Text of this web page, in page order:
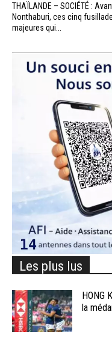
THAÏLANDE – SOCIÉTÉ :
Nonthaburi, ces cinq
majeures qui...
Les plus lus
HONG
la